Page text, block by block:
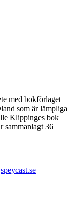
med bokförlaget
som är lämpliga
Klippinges bok
36
speycast.se